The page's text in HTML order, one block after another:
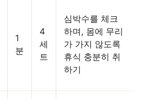
1
분
4
세
트
심박수를 체크
하며, 몸에 무리
가 가지 않도록
휴식 충분히 취
하기